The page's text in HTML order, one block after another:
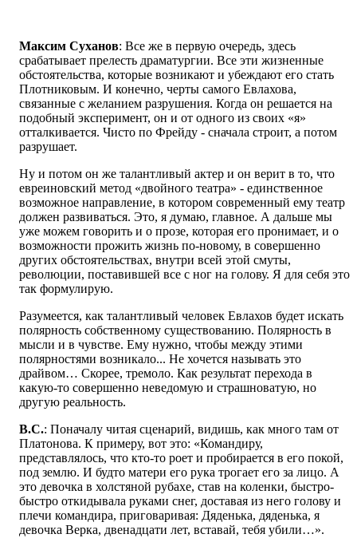
Максим Суханов: Все же в первую очередь, здесь
срабатывает прелесть драматургии. Все эти жизненные
обстоятельства, которые возникают и убеждают его стать
Плотниковым. И конечно, черты самого Евлахова,
связанные с желанием разрушения. Когда он решается на
подобный эксперимент, он и от одного из своих «я»
отталкивается. Чисто по Фрейду - сначала строит, а потом
разрушает.
Ну и потом он же талантливый актер и он верит в то, что
евреиновский метод «двойного театра» - единственное
возможное направление, в котором современный ему театр
должен развиваться. Это, я думаю, главное. А дальше мы
уже можем говорить и о прозе, которая его пронимает, и о
возможности прожить жизнь по-новому, в совершенно
других обстоятельствах, внутри всей этой смуты,
революции, поставившей все с ног на голову. Я для себя это
так формулирую.
Разумеется, как талантливый человек Евлахов будет искать
полярность собственному существованию. Полярность в
мысли и в чувстве. Ему нужно, чтобы между этими
полярностями возникало... Не хочется называть это
драйвом… Скорее, тремоло. Как результат перехода в
какую-то совершенно неведомую и страшноватую, но
другую реальность.
В.С.: Поначалу читая сценарий, видишь, как много там от
Платонова. К примеру, вот это: «Командиру,
представлялось, что кто-то роет и пробирается в его покой,
под землю. И будто матери его рука трогает его за лицо. А
это девочка в холстяной рубахе, став на коленки, быстро-
быстро откидывала руками снег, доставая из него голову и
плечи командира, приговаривая: Дяденька, дяденька, я
девочка Верка, двенадцати лет, вставай, тебя убили…».